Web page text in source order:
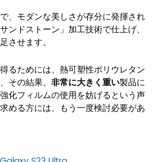
、モダンな美しさが存分に発揮され
ンドストーン」加工技術で仕上げ、
させます。
るためには、 熱可塑性ポリウレタン
その結果、 非常に大きく重い製品に
化フィルムの使用を妨げるという声
める方には、もう一度検討必要があ